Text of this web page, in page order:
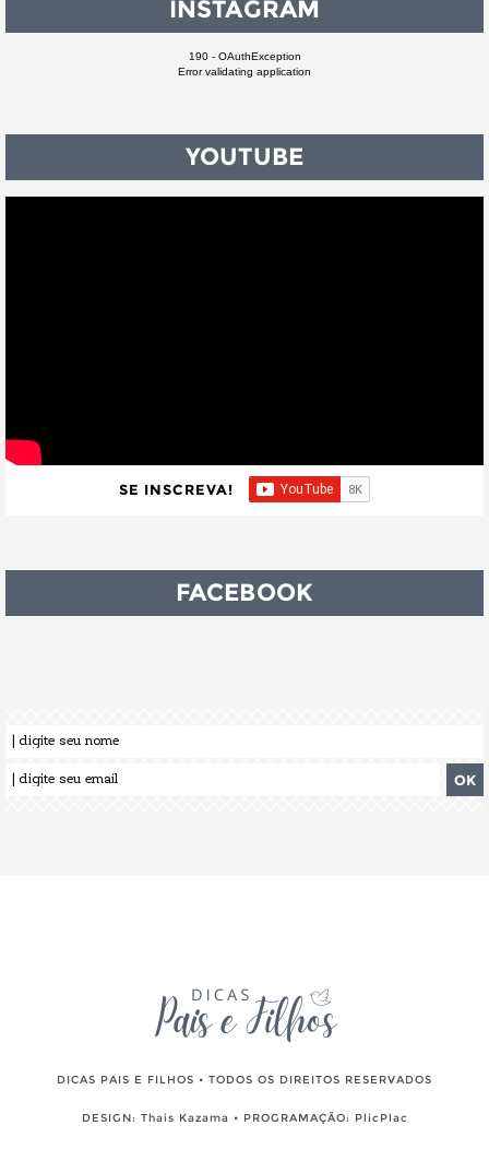
INSTAGRAM
190 - OAuthException
Error validating application
YOUTUBE
SE INSCREVA!
FACEBOOK
DICAS PAIS E FILHOS • TODOS OS DIREITOS RESERVADOS
DESIGN: Thais Kazama • PROGRAMAÇÃO: PlicPlac